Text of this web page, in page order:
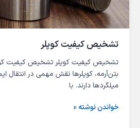
تشخیص کیفیت کوپلر
تشخیص کیفیت کوپلر تشخیص کیفیت
بتن‌آرمه، کوپلرها نقش مهمی در انتقال
میلگردها دارند. با
خواندن نوشته »